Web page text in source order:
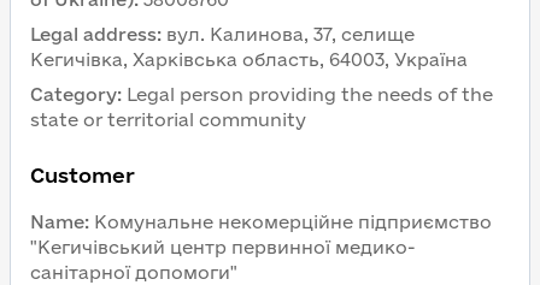
Legal address: вул. Калинова, 37, селище
Кегичівка, Харківська область, 64003, Україна
Category: Legal person providing the needs of the
state or territorial community
Customer
Name: Комунальне некомерційне підприємство
"Кегичівський центр первинної медико-
санітарної допомоги"